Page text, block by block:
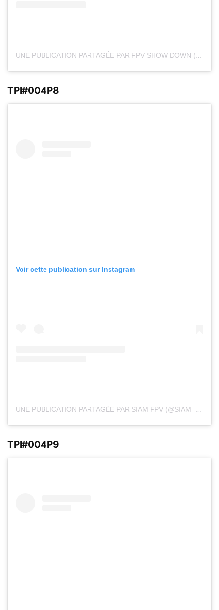
UNE PUBLICATION PARTAGÉE PAR FPV SHOW DOWN (@FPV_SHOWDOWN)
TPI#004P8
Voir cette publication sur Instagram
UNE PUBLICATION PARTAGÉE PAR SIAM FPV (@SIAM_FPV)
TPI#004P9